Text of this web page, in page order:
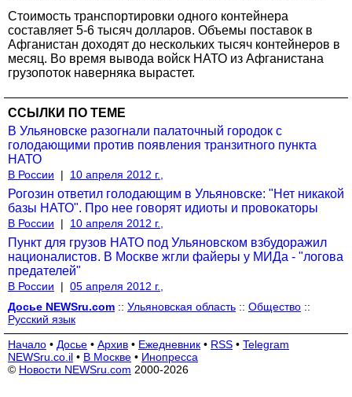
Стоимость транспортировки одного контейнера
составляет 5-6 тысяч долларов. Объемы поставок в
Афганистан доходят до нескольких тысяч контейнеров в
месяц. Во время вывода войск НАТО из Афганистана
грузопоток наверняка вырастет.
ССЫЛКИ ПО ТЕМЕ
В Ульяновске разогнали палаточный городок с
голодающими против появления транзитного пункта
НАТО
В России | 10 апреля 2012 г.,
Рогозин ответил голодающим в Ульяновске: "Нет никакой
базы НАТО". Про нее говорят идиоты и провокаторы
В России | 10 апреля 2012 г.,
Пункт для грузов НАТО под Ульяновском взбудоражил
националистов. В Москве жгли файеры у МИДа - "логова
предателей"
В России | 05 апреля 2012 г.,
Досье NEWSru.com :: Ульяновская область :: Общество ::
Русский язык
Начало • Досье • Архив • Ежедневник • RSS • Telegram
NEWSru.co.il • В Москве • Инопресса
© Новости NEWSru.com 2000-2026